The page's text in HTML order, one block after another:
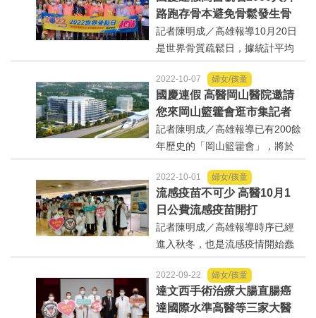
提供頂尖醫療資源的助力，為高
雄這個城市注入全新...
路跑存骨本避免骨鬆發生骨
折
記者陳明成／高雄報導10月20日
是世界骨質疏鬆日，據統計平均
每三秒就有一名骨鬆患者發生骨
折，高雄醫學大學附設中和紀念
醫院與台灣骨質疏鬆照護協會昨
(9)日在高雄澄清湖共同舉辦一場
路跑活動，吸引了近二...
2022-10-07 婦女/孩童
國慶連假 高醫岡山醫院邀請
您來岡山籃籗會逛市集記者
記者陳明成／高雄報導已有200餘
年歷史的「岡山籃籗會」，將於
國慶連假10月9、10日在高雄市
岡山區河華路盛大登場！市集總
長近2公里，要讓大家逛到腿痠；
高雄醫學大學附設高醫岡山...
2022-10-01 婦女/孩童
流感疫苗不可少 高醫10月1
日公費流感疫苗開打
記者陳明成／高雄報導時序已經
進入秋冬，也是流感疫情開始蠢
動的季節，今年公費流感疫苗全
面為更具加保護力的四價流感疫
苗。高雄醫學大學附設中和紀念
醫院設置快速流感接種站，10月1
2022-09-22 婦女/孩童
達文西手術治療大腸直腸癌
達國際水準高醫等三家大醫